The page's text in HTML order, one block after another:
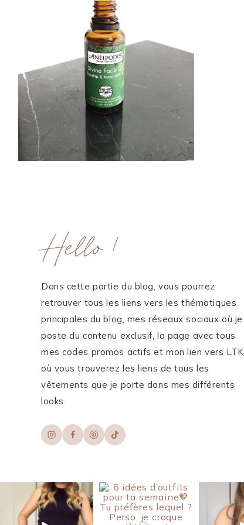
ME CONTACTER
WORK WITH ME
MES FORMATIONS
MA NEWSLETTER
InstagramPinterestTikTokLinkedIn
Hello !
Dans cette partie du blog, vous pourrez
retrouver tous les liens vers les thématiques
principales du blog, mes réseaux sociaux où je
poste du contenu exclusif, la page avec tous
mes codes promos actifs et mon lien vers LTK
où vous trouverez les liens de tous les
vêtements que je porte dans mes différents
looks.